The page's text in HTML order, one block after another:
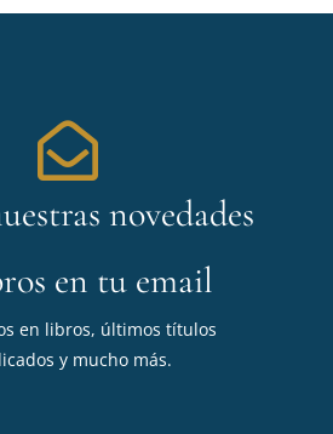
novedades
en tu email
en libros, últimos títulos
y mucho más.